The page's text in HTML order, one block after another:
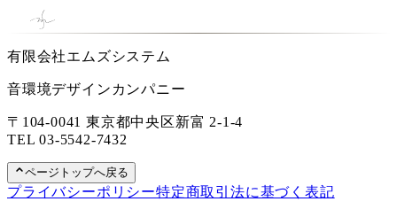
有限会社エムズシステム
音環境デザインカンパニー
〒104-0041 東京都中央区新富 2-1-4
TEL03-5542-7432
ページトップへ戻る
プライバシーポリシー特定商取引法に基づく表記